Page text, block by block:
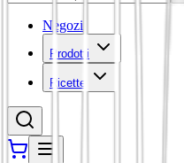
Negozi
Prodotti
Ricette